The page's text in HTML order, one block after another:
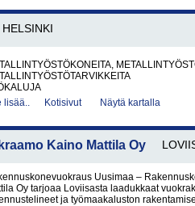
HELSINKI
lisää..
Kotisivut Näytä kartalla
Kaino Mattila Oy
Uusimaa –
Oy tarjoaa Loviisasta laadukkaat
ja työmaakaluston